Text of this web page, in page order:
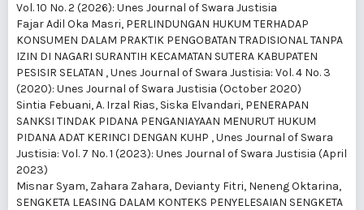
Vol. 10 No. 2 (2026): Unes Journal of Swara Justisia
Fajar Adil Oka Masri, PERLINDUNGAN HUKUM TERHADAP
KONSUMEN DALAM PRAKTIK PENGOBATAN TRADISIONAL TANPA
IZIN DI NAGARI SURANTIH KECAMATAN SUTERA KABUPATEN
PESISIR SELATAN ,Unes Journal of Swara Justisia: Vol. 4 No. 3
(2020): Unes Journal of Swara Justisia (October 2020)
Sintia Febuani, A. Irzal Rias, Siska Elvandari, PENERAPAN
SANKSI TINDAK PIDANA PENGANIAYAAN MENURUT HUKUM
PIDANA ADAT KERINCI DENGAN KUHP ,Unes Journal of Swara
Justisia: Vol. 7 No. 1 (2023): Unes Journal of Swara Justisia (April
2023)
Misnar Syam, Zahara Zahara, Devianty Fitri, Neneng Oktarina,
SENGKETA LEASING DALAM KONTEKS PENYELESAIAN SENGKETA